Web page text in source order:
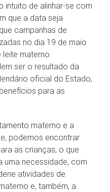
intuito de alinhar-se com
que a data seja
campanhas de
no dia 19 de maio
materno.
ser o resultado da
oficial do Estado,
para as
materno e a
podemos encontrar
as crianças, o que
necessidade, com
atividades de
e, também, a